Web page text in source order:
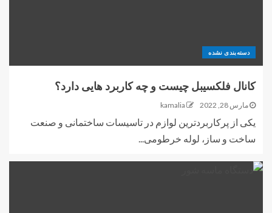
دسته‌بندی نشده
کانال فلکسیبل چیست و چه کاربرد هایی دارد؟
مارس 28, 2022 kamalia
یکی از پرکاربردترین لوازم در تاسیسات ساختمانی و صنعت
ساخت و ساز، لوله خرطومی...